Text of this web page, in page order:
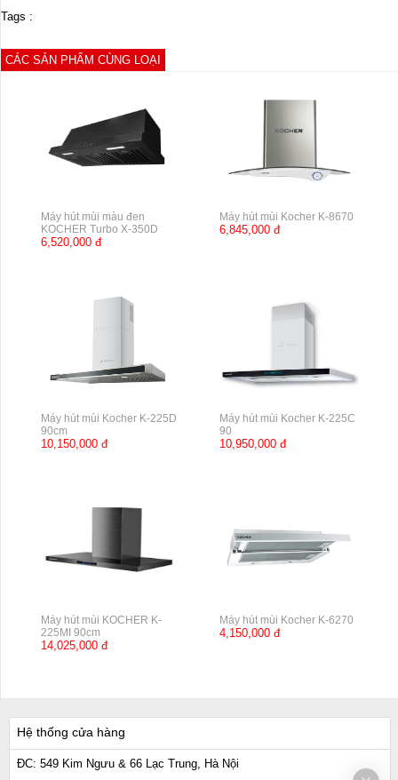
Tags :
CÁC SẢN PHẨM CÙNG LOẠI
Máy hút mùi màu đen
KOCHER Turbo X-350D
6,520,000 đ
Máy hút mùi Kocher K-8670
6,845,000 đ
Máy hút mùi Kocher K-225D
90cm
10,150,000 đ
Máy hút mùi Kocher K-225C
90
10,950,000 đ
Máy hút mùi KOCHER K-
225MI 90cm
14,025,000 đ
Máy hút mùi Kocher K-6270
4,150,000 đ
Hệ thống cửa hàng
ĐC: 549 Kim Ngưu & 66 Lạc Trung, Hà Nội